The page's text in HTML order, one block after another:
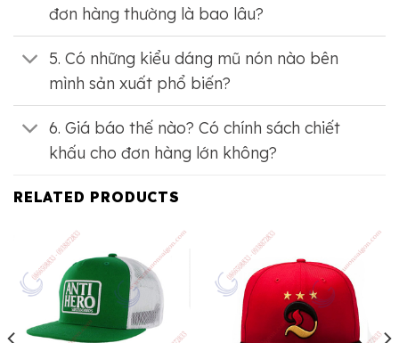
đơn hàng thường là bao lâu?
5. Có những kiểu dáng mũ nón nào bên
mình sản xuất phổ biến?
6. Giá báo thế nào? Có chính sách chiết
khấu cho đơn hàng lớn không?
RELATED PRODUCTS